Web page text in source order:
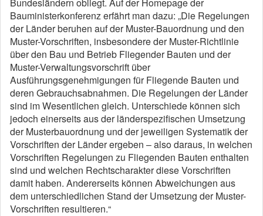
Bauministerkonferenz erfährt man dazu: „Die Regelungen
der Länder beruhen auf der Muster-Bauordnung und den
Muster-Vorschriften, insbesondere der Muster-Richtlinie
über den Bau und Betrieb Fliegender Bauten und der
Muster-Verwaltungsvorschrift über
Ausführungsgenehmigungen für Fliegende Bauten und
deren Gebrauchsabnahmen. Die Regelungen der Länder
sind im Wesentlichen gleich. Unterschiede können sich
jedoch einerseits aus der länderspezifischen Umsetzung
der Musterbauordnung und der jeweiligen Systematik der
Vorschriften der Länder ergeben – also daraus, in welchen
Vorschriften Regelungen zu Fliegenden Bauten enthalten
sind und welchen Rechtscharakter diese Vorschriften
damit haben. Andererseits können Abweichungen aus
dem unterschiedlichen Stand der Umsetzung der Muster-
Vorschriften resultieren.“